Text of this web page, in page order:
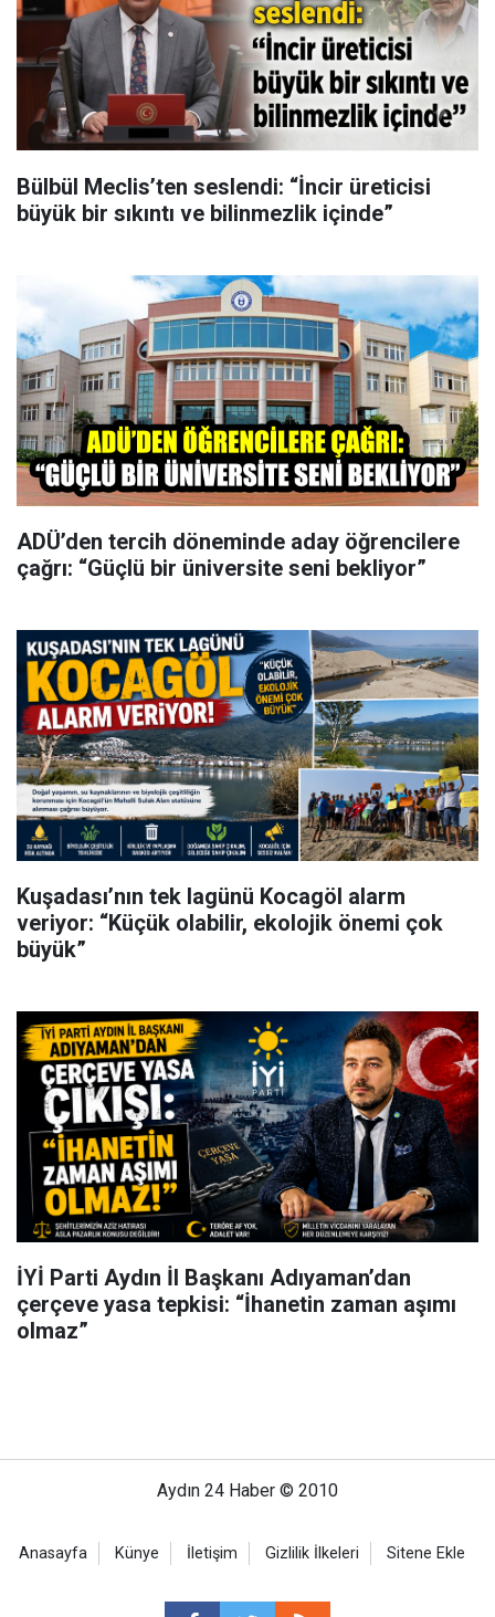
Bülbül Meclis’ten seslendi: “İncir üreticisi
büyük bir sıkıntı ve bilinmezlik içinde”
ADÜ’den tercih döneminde aday öğrencilere
çağrı: “Güçlü bir üniversite seni bekliyor”
Kuşadası’nın tek lagünü Kocagöl alarm
veriyor: “Küçük olabilir, ekolojik önemi çok
büyük”
İYİ Parti Aydın İl Başkanı Adıyaman’dan
çerçeve yasa tepkisi: “İhanetin zaman aşımı
olmaz”
Aydın 24 Haber © 2010
Anasayfa Künye İletişim Gizlilik İlkeleri Sitene Ekle